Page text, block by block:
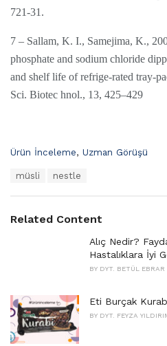
721-31.
7 – Sallam, K. I., Samejima, K.,
phosphate and sodium chloride
and shelf life of refrige-rated tray-
Sci. Biotec hnol., 13, 425–429
C
o
r
Ürün İnceleme, Uzman Görüşü
:
müsli nestle
Related Content
Alıç Nedir?
Hastalıklara İyi
BY DYT. BETÜL EBRAR
Eti Burçak
BY DYT. FEYZA